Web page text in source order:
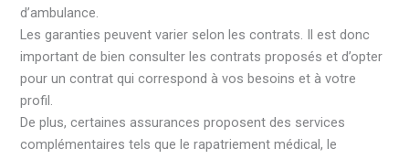
d’ambulance.
Les garanties peuvent varier selon les contrats. Il est donc
important de bien consulter les contrats proposés et d’opter
pour un contrat qui correspond à vos besoins et à votre
profil.
De plus, certaines assurances proposent des services
complémentaires tels que le rapatriement médical, le